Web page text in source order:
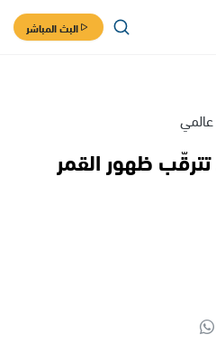
البث المباشر
عالمي
ظهور القمر